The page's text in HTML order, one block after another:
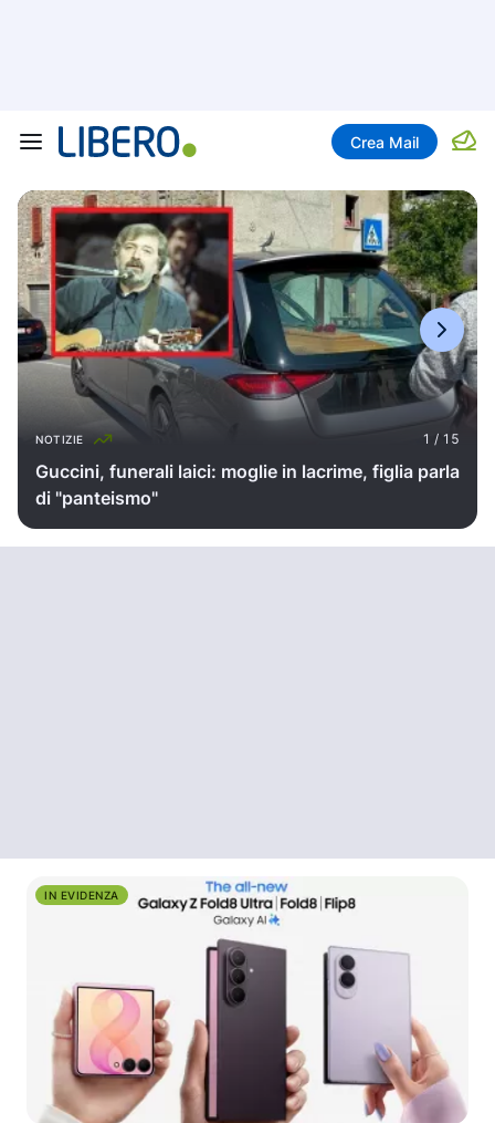
Crea Mail
Guccini, funerali laici: moglie in lacrime, figlia parla
di "panteismo"
NOTIZIE
IN EVIDENZA